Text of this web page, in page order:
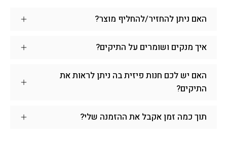
האם ניתן להחזיר/להחליף מוצר?
איך מנקים ושומרים על התיקים?
האם יש לכם חנות פיזית בה ניתן לראות את
התיקים?
תוך כמה זמן אקבל את ההזמנה שלי?